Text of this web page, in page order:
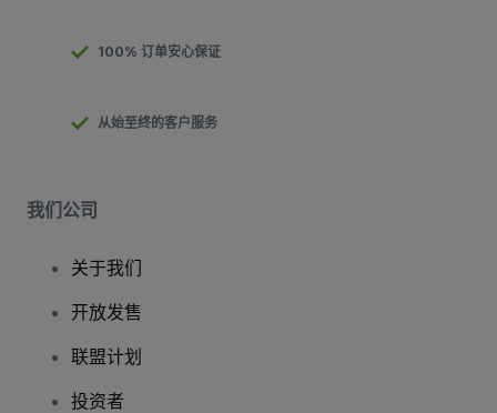
100% 订单安心保证
从始至终的客户服务
我们公司
关于我们
开放发售
联盟计划
投资者